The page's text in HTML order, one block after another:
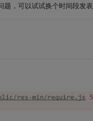
，可以试试换个时间段发表